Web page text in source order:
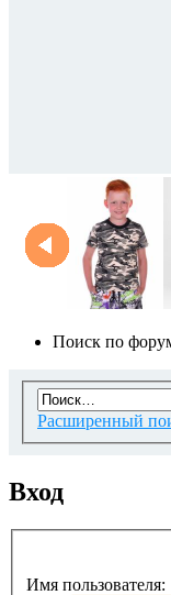
Поиск по
Расширенный
Вход
Имя пользователя: